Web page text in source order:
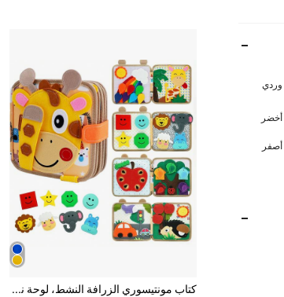
وردي
أخضر
أصفر
كتاب مونتيسوري الزرافة النشط، لوحة نشاط للأطفال الصغار كتاب هادئ لمس، مهارات حركية دقيقة تعليم مبكر تطوير المعرفة والعادات لعبة، لعبة تعليمية حسية للأطفال الصغار